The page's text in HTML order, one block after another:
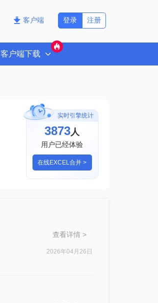
客户端 注册
登录
客户端下载
实时引擎统计
3873人
用户已经体验
在线EXCEL合并 >
查看详情 >
2026年04月26日